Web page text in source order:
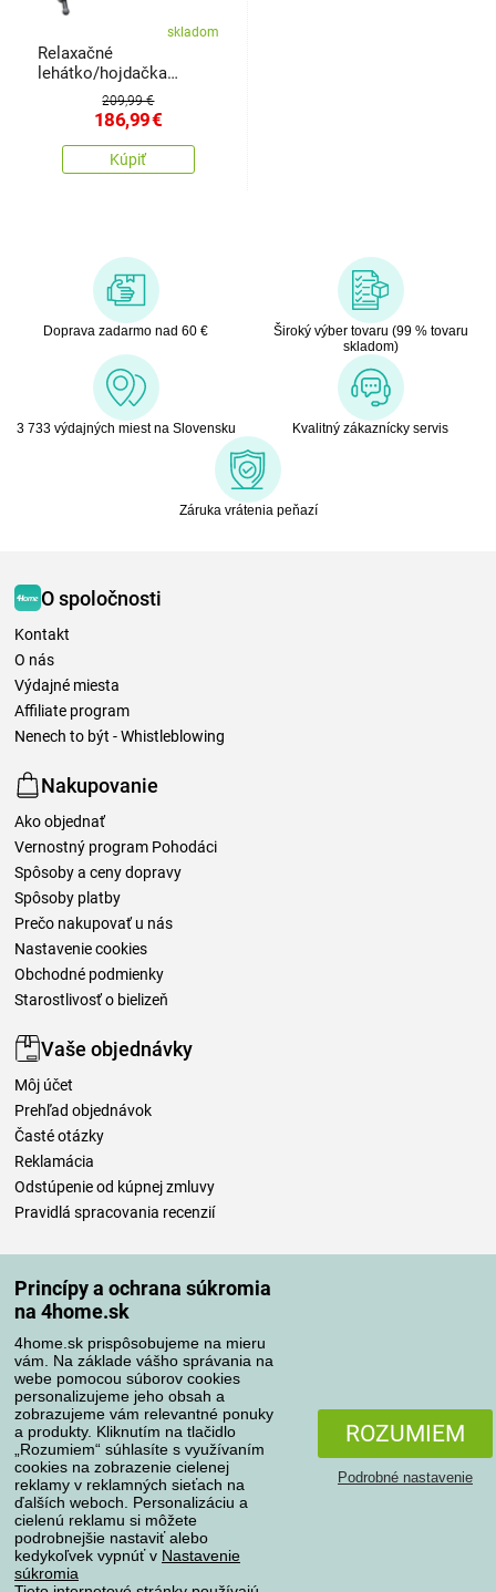
Princípy a ochrana súkromia
na 4home.sk
4home.sk prispôsobujeme na mieru
vám. Na základe vášho správania na
webe pomocou súborov cookies
personalizujeme jeho obsah a
zobrazujeme vám relevantné ponuky
a produkty. Kliknutím na tlačidlo
„Rozumiem“ súhlasíte s využívaním
cookies na zobrazenie cielenej
reklamy v reklamných sieťach na
ďalších weboch. Personalizáciu a
cielenú reklamu si môžete
podrobnejšie nastaviť alebo
kedykoľvek vypnúť v Nastavenie
súkromia
ROZUMIEM
Podrobné nastavenie
skladom
Relaxačné
lehátko/hojdačka
Portorico pre 2 osoby
209,99 €
186,99€
Kúpiť
Doprava zadarmo nad 60 €
Široký výber tovaru (99 % tovaru
skladom)
3 733 výdajných miest na Slovensku Kvalitný zákaznícky servis
Záruka vrátenia peňazí
O spoločnosti
Kontakt
O nás
Výdajné miesta
Affiliate program
Nenech to být - Whistleblowing
Nakupovanie
Ako objednať
Vernostný program Pohodáci
Spôsoby a ceny dopravy
Spôsoby platby
Prečo nakupovať u nás
Nastavenie cookies
Obchodné podmienky
Starostlivosť o bielizeň
Vaše objednávky
Môj účet
Prehľad objednávok
Časté otázky
Reklamácia
Odstúpenie od kúpnej zmluvy
Pravidlá spracovania recenzií
Spôsoby platby
Spoľahlivý obchod